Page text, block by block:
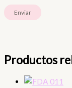
Productos